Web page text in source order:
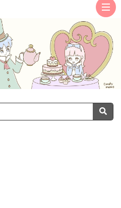
ト
ッ
プ
サ
レ